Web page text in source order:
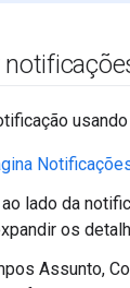
ao lado da
os
Assunto,